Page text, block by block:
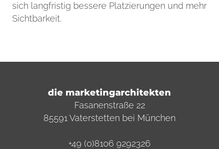
sich langfristig bessere Platzierungen und mehr
Sichtbarkeit.
die marketingarchitekten
Fasanenstraße 22
85591 Vaterstetten bei München
+49 (0)8106 9292326